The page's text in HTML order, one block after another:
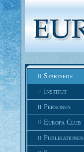
Startseite
Institut
Personen
Europa Club
Publikationen